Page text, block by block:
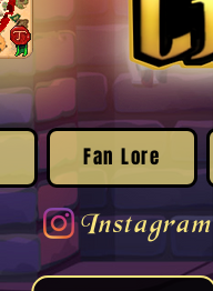
Fan Lore
Instagram